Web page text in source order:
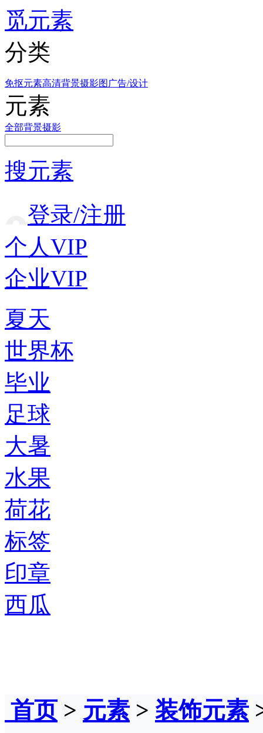
觅元素
分类
免抠元素高清背景摄影图 广告/设计
元素
全部背景摄影
搜元素
登录/注册
个人VIP
企业VIP
夏天
世界杯
毕业
足球
大暑
水果
荷花
标签
印章
西瓜
首页> 元素 > 装饰元素